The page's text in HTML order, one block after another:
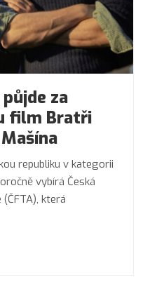
za
film Bratři
republiku v kategorii
vybírá Česká
která